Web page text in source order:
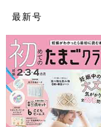
最新号